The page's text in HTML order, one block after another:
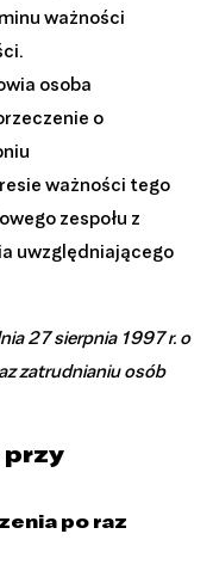
ważności
osoba
o
ważności tego
zespołu z
uwzględniającego
27 sierpnia 1997 r. o
zatrudnianiu osób
przy
po raz